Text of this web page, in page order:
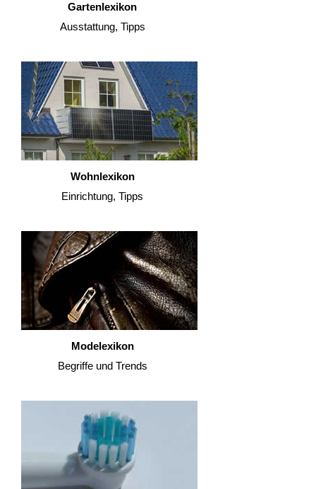
Gartenlexikon
Ausstattung, Tipps
Wohnlexikon
Einrichtung, Tipps
Modelexikon
Begriffe und Trends